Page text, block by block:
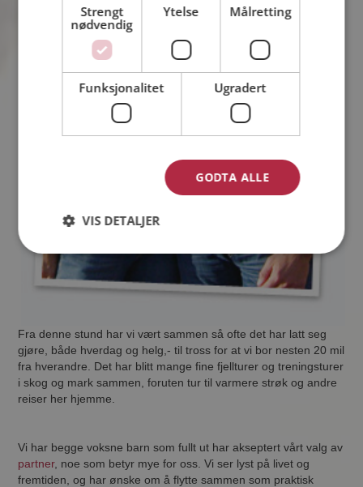
Fra denne stund har vi vært sammen så ofte det har latt seg
gjøre, både hverdag og helg,- til tross for at vi bor nesten 20 mil
fra hverandre. Det har blitt mange fine fjellturer og treningsturer
i skog og mark sammen, foruten tur til varmere strøk og andre
reiser her hjemme.
Vi har begge voksne barn som fullt ut har akseptert vårt valg av
partner, noe som betyr mye for oss. Vi ser lyst på livet og
fremtiden, og har ønske om å flytte sammen som praktisk
Strengt
nødvendig
Ytelse Målretting
Funksjonalitet Ugradert
GODTA ALLE
VIS DETALJER